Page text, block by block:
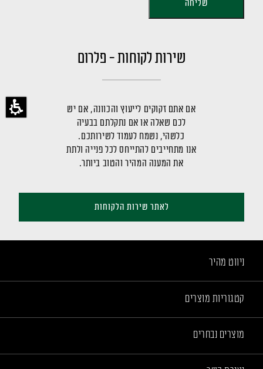
שירות לקוחות - פלרום
אם אתם זקוקים לייעוץ והכוונה, אם יש
לכם שאלה או אם נתקלתם בבעיה
כלשהי, נשמח לעמוד לשירותכם.
אנו מתחייבים להתייחס לכל פנייה ולתת
את המענה המהיר והטוב ביותר.
לאתר שירות הלקוחות
ניווט מהיר
קטגוריות מוצרים
מוצרים נבחרים